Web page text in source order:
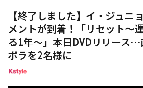
【終了しました】イ・ジュニ
メントが到着！「リセット～
る1年～」本日DVDリリース…
ポラを2名様に